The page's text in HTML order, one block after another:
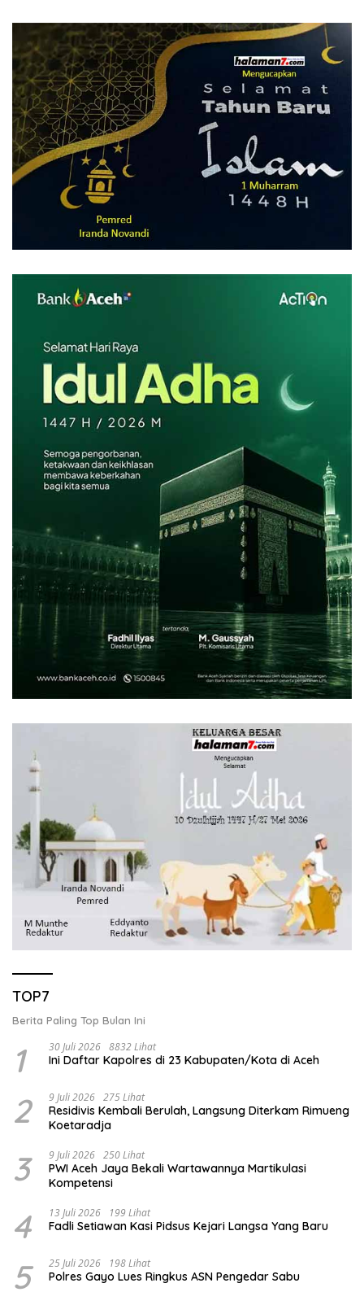
TOP7
Berita Paling Top Bulan Ini
1 30 Juli 2026 8832 Lihat
Ini Daftar Kapolres di 23 Kabupaten/Kota di Aceh
2 9 Juli 2026 275 Lihat
Residivis Kembali Berulah, Langsung Diterkam Rimueng
Koetaradja
3 9 Juli 2026 250 Lihat
PWI Aceh Jaya Bekali Wartawannya Martikulasi
Kompetensi
4 13 Juli 2026 199 Lihat
Fadli Setiawan Kasi Pidsus Kejari Langsa Yang Baru
5 25 Juli 2026 198 Lihat
Polres Gayo Lues Ringkus ASN Pengedar Sabu